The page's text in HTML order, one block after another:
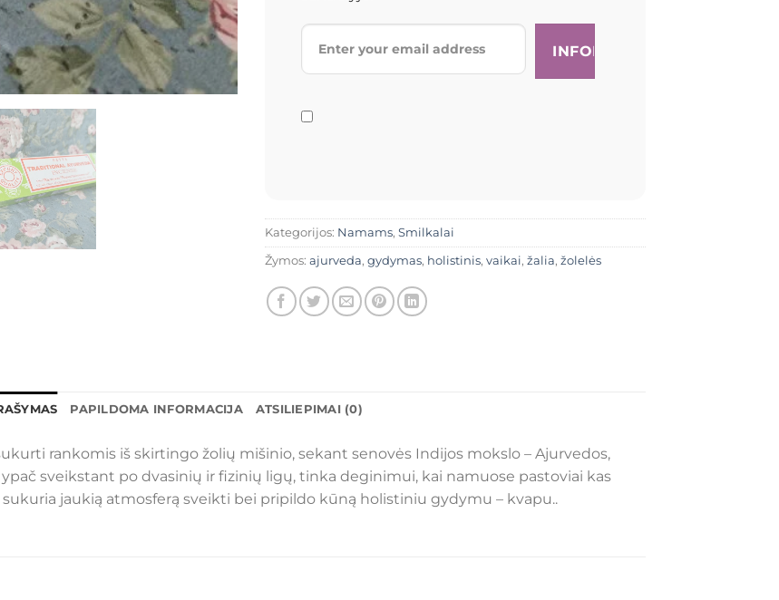
Kategorijos: Namams, Smilkalai
Žymos: ajurveda, gydymas, holistinis, vaikai, žalia, žolelės
PAPILDOMA INFORMACIJA ATSILIEPIMAI (0)
rankomis iš skirtingo žolių mišinio, sekant senovės Indijos mokslo – Ajurvedos,
sveikstant po dvasinių ir fizinių ligų, tinka deginimui, kai namuose pastoviai kas
sukuria jaukią atmosferą sveikti bei pripildo kūną holistiniu gydymu – kvapu..